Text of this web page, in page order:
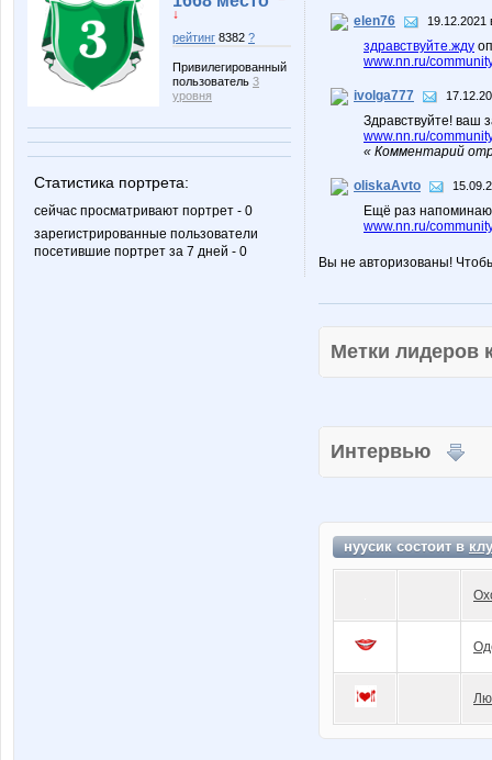
↓
рейтинг 8382 ?
Привилегированный
пользователь 3
уровня
Статистика портрета:
сейчас просматривают портрет - 0
зарегистрированные пользователи
посетившие портрет за 7 дней - 0
elen76 19.12.2021
здравствуйте.жду
www.nn.ru/
ivolga777
Здравствуйте! ваш
www.nn.ru/
« Комментарий
oliskaAvto
Ещё раз напоминаю
www.nn.ru/
Вы не авторизованы!
Метки
Интервью
нуусик состоит в